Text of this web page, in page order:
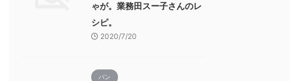
ゃが。業務田スー子さんのレ
シピ。
2020/7/20
パン